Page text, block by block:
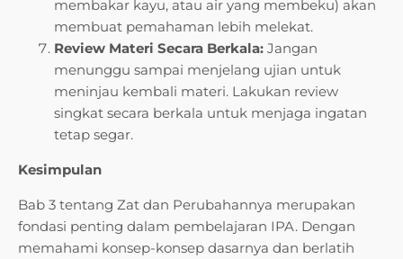
membakar kayu, atau air yang membeku) akan
membuat pemahaman lebih melekat.
Review Materi Secara Berkala: Jangan
menunggu sampai menjelang ujian untuk
meninjau kembali materi. Lakukan review
singkat secara berkala untuk menjaga ingatan
tetap segar.
Kesimpulan
Bab 3 tentang Zat dan Perubahannya merupakan
fondasi penting dalam pembelajaran IPA. Dengan
memahami konsep-konsep dasarnya dan berlatih